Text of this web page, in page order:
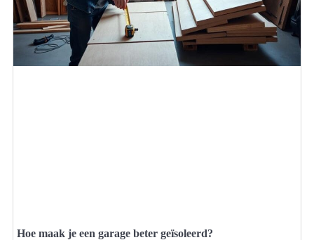
Hoe maak je een garage beter geïsoleerd?